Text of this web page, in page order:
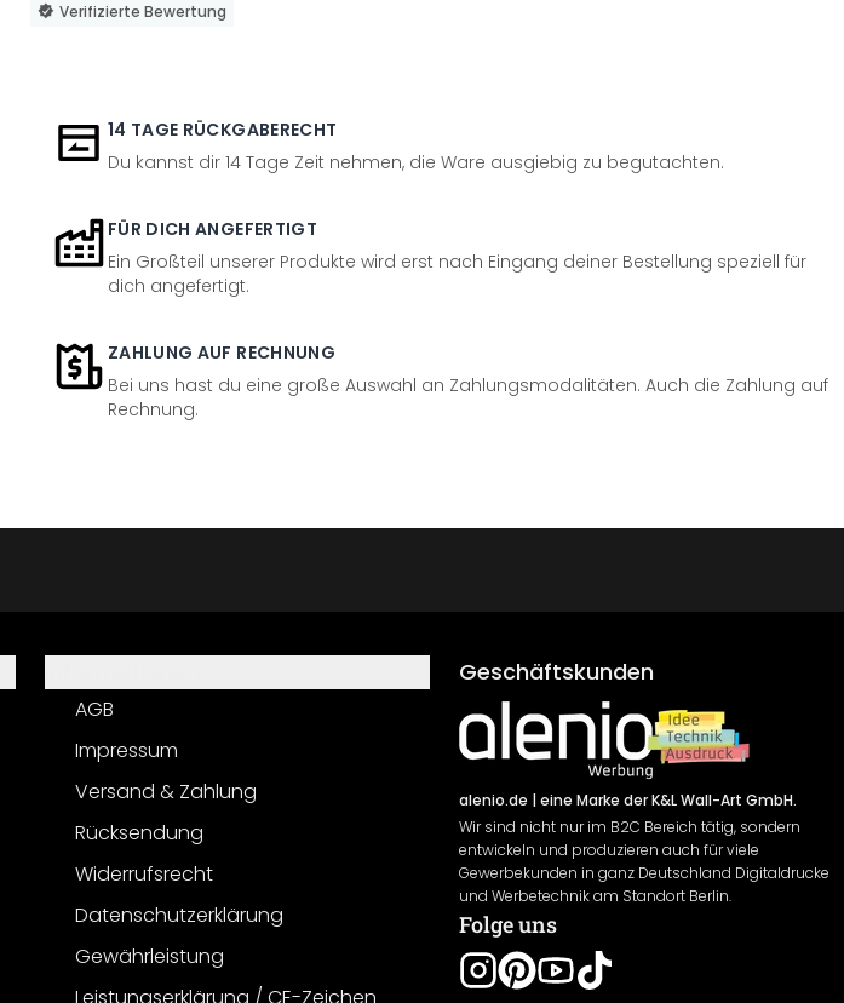
Verifizierte Bewertung
14 TAGE RÜCKGABERECHT
Du kannst dir 14 Tage Zeit nehmen, die Ware ausgiebig zu begutachten.
FÜR DICH ANGEFERTIGT
Ein Großteil unserer Produkte wird erst nach Eingang deiner Bestellung speziell für
dich angefertigt.
ZAHLUNG AUF RECHNUNG
Bei uns hast du eine große Auswahl an Zahlungsmodalitäten. Auch die Zahlung auf
Rechnung.
AGB
Impressum
Versand & Zahlung
Rücksendung
Widerrufsrecht
Datenschutzerklärung
Gewährleistung
Geschäftskunden
alenio.de | eine Marke der K&L Wall-Art GmbH.
Wir sind nicht nur im B2C Bereich tätig, sondern
entwickeln und produzieren auch für viele
Gewerbekunden in ganz Deutschland Digitaldrucke
und Werbetechnik am Standort Berlin.
Folge uns